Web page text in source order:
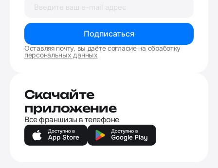
Подписаться
Оставляя почту, вы даёте согласие на обработку
персональных данных
Скачайте
приложение
Все франшизы в телефоне